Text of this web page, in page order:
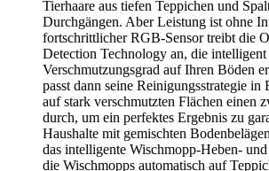
Tierhaare aus tiefen Teppichen und
Durchgängen. Aber Leistung ist ohne
fortschrittlicher RGB-Sensor treibt die
Detection Technology an, die intelligent
Verschmutzungsgrad auf Ihren Böden
passt dann seine Reinigungsstrategie in
auf stark verschmutzten Flächen einen
durch, um ein perfektes Ergebnis zu
Haushalte mit gemischten
das intelligente Wischmopp-Heben-
die Wischmopps automatisch auf